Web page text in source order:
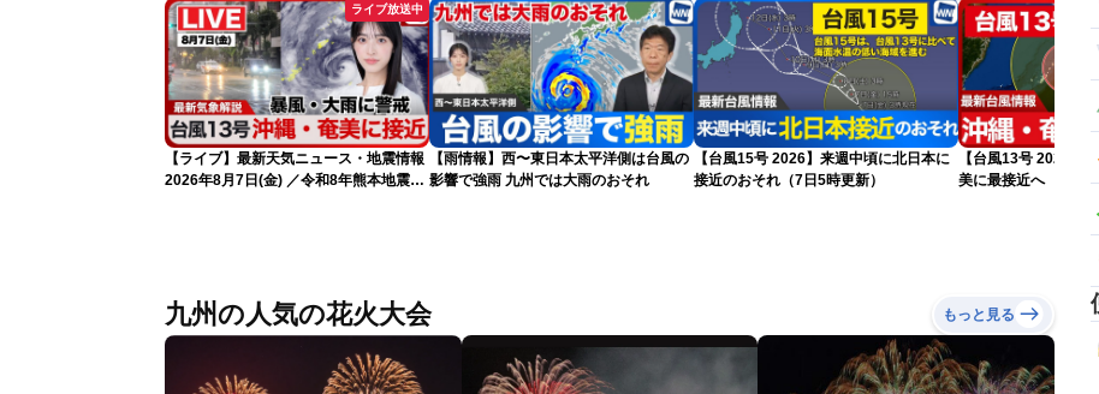
ライブ放送中
【ライブ】最新天気ニュース・地震情報
2026年8月7日(金) ／令和8年熊本地震情
【雨情報】西〜東日本太平洋側は台風の
影響で強雨 九州では大雨のおそれ
【台風15号 2026】来週中頃に北日本に
接近のおそれ（7日5時更新）
【台風13号 2026】
美に最接近へ 明日
九州の人気の花火大会 もっと見る